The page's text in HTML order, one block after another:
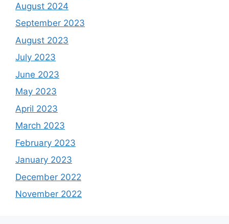
August 2024
September 2023
August 2023
July 2023
June 2023
May 2023
April 2023
March 2023
February 2023
January 2023
December 2022
November 2022